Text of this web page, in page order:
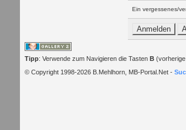
Ein vergessenes/
Tipp: Verwende zum Navigieren die Tasten B(vorherige
© Copyright 1998-2026 B.Mehlhorn, MB-Portal.Net -